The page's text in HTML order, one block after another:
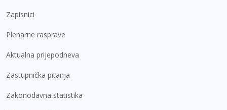
Zapisnici
Plenarne rasprave
Aktualna prijepodneva
Zastupnička pitanja
Zakonodavna statistika